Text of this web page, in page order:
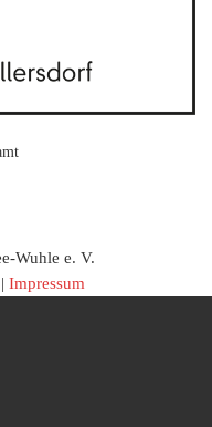
| Impressum